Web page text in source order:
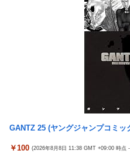
【悲報】娘「吹奏楽部の顧問に
らなの？」娘「60万」
【動画】大阪府警のおっさん射
に無抵抗だったことが発覚
資産7億桐谷さん「お金を貯め
韓国の人気コーヒーチェーン
京・新橋に１号店オープン
激混みのはずの東京駅で鍵が空
【艦これ】デイス 他
【艦これ】けーかいじん 他
韓国の人気コーヒーチェーン
京・新橋に１号店オープン
激混みのはずの東京駅で鍵が空
「ラッキー」と思って中を確
秋田県職員さん、会見をバスロ
高配当をうたった「みんなで大
超過
GANTZ 25 (ヤングジャンプコミッ
￥100 (2026年8月8日 11:38 GMT +09:00 時点 -